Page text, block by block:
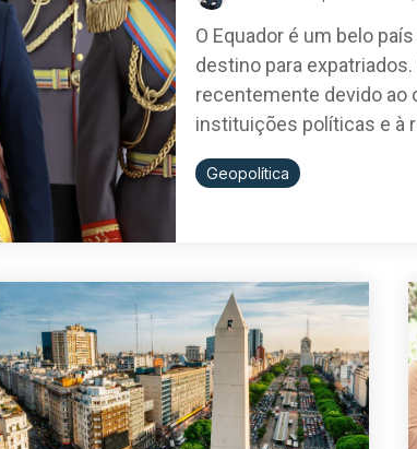
O Equador é um belo
destino para
recentemente devido ao
instituições políticas e à
Geopolítica